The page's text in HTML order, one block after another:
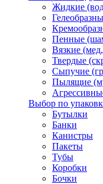
Жидкие
Пенные
Вязкие
Твердые
Сыпучие
Пылящие
Выбор по
Бутылки
Банки
Канистры
Пакеты
Тубы
Коробки
Бочки